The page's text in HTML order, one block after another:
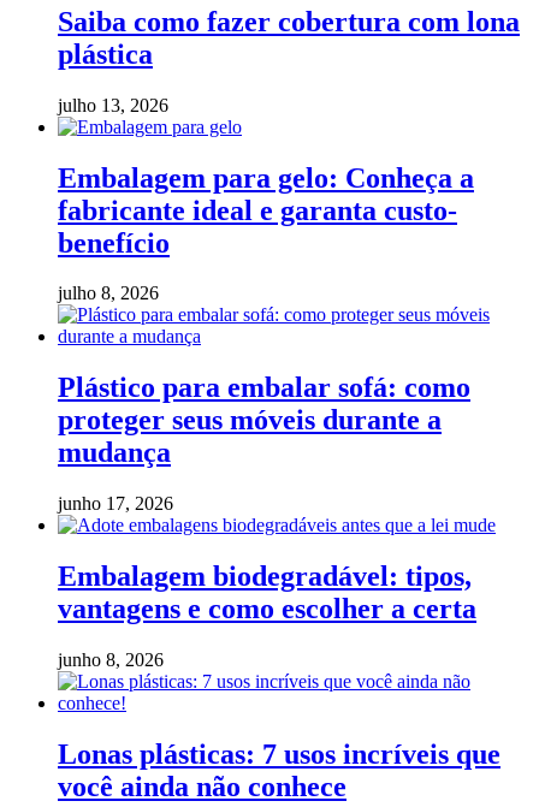
Saiba como fazer cobertura com lona
plástica
julho 13, 2026
Embalagem para gelo: Conheça a
fabricante ideal e garanta custo-
benefício
julho 8, 2026
Plástico para embalar sofá: como
proteger seus móveis durante a
mudança
junho 17, 2026
Embalagem biodegradável: tipos,
vantagens e como escolher a certa
junho 8, 2026
Lonas plásticas: 7 usos incríveis que
você ainda não conhece